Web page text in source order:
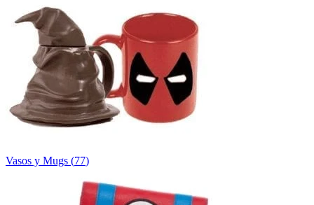
Vasos y Mugs (77)